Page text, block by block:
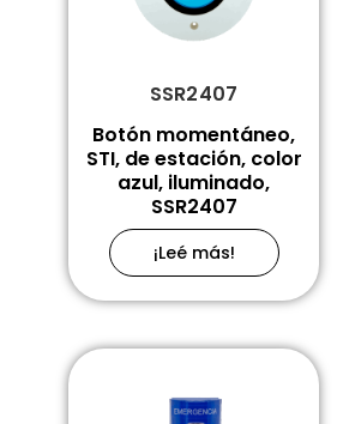
SSR2407
Botón momentáneo,
STI, de estación, color
azul, iluminado,
SSR2407
¡Leé más!